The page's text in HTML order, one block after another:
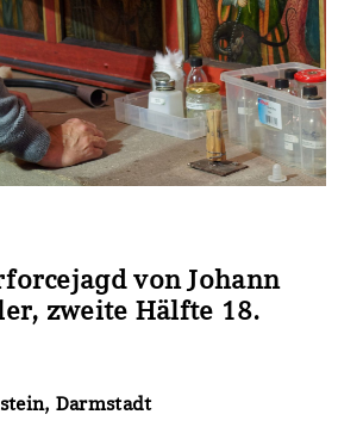
von Johann
zweite Hälfte 18.
Darmstadt